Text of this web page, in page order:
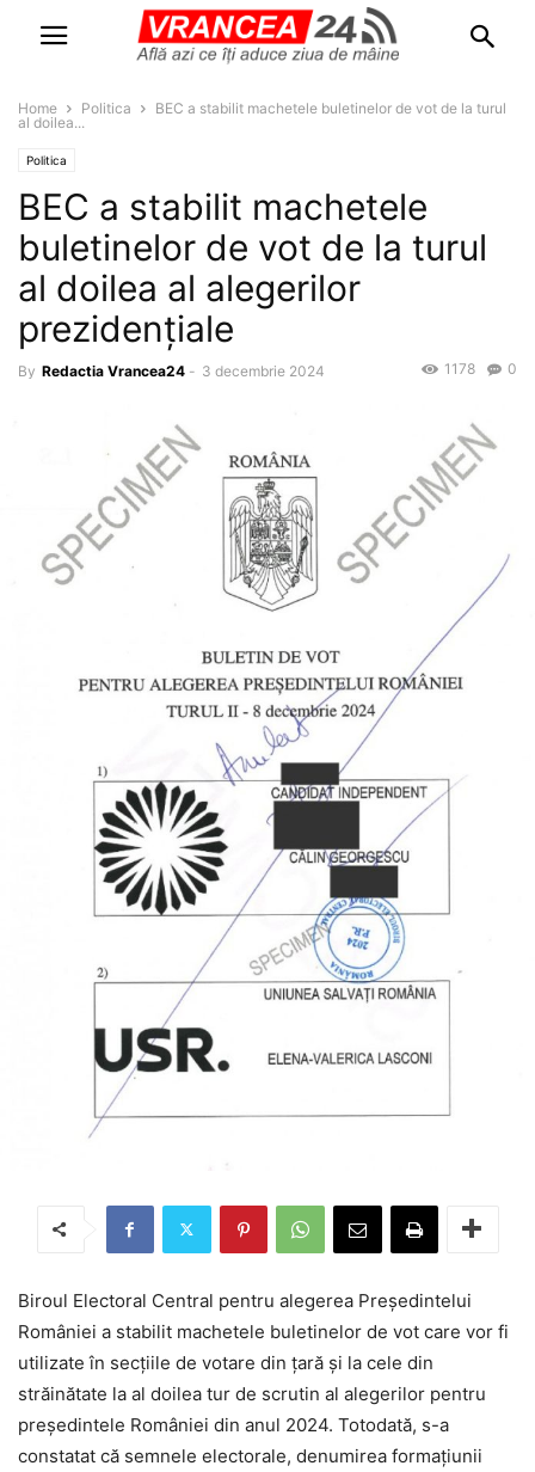
Home Politica
BEC a stabilit machetele buletinelor de vot de la turul
al doilea...
Politica
BEC a stabilit machetele
buletinelor de vot de la turul
al doilea al alegerilor
prezidențiale
By Redactia Vrancea24 - 3 decembrie 2024 0
1178
Biroul Electoral Central pentru alegerea Preşedintelui
României a stabilit machetele buletinelor de vot care vor fi
utilizate în secţiile de votare din ţară şi la cele din
străinătate la al doilea tur de scrutin al alegerilor pentru
preşedintele României din anul 2024. Totodată, s-a
constatat că semnele electorale, denumirea formaţiunii